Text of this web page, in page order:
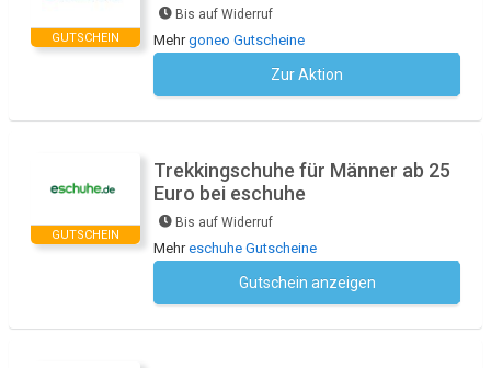
GUTSCHEIN
Bis auf Widerruf
Mehrgoneo Gutscheine
Zur Aktion
GUTSCHEIN
Trekkingschuhe für Männer ab 25
Euro bei eschuhe
Bis auf Widerruf
Mehreschuhe Gutscheine
Gutschein anzeigen